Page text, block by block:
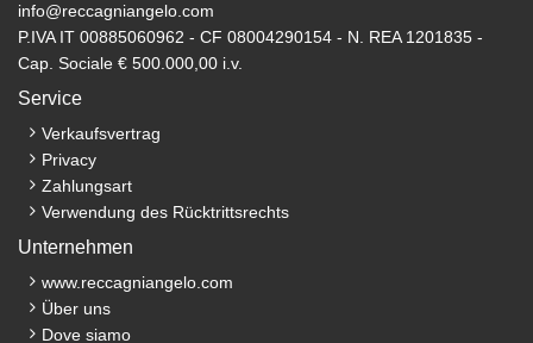
info@reccagniangelo.com
P.IVA IT 00885060962 - CF 08004290154 - N. REA 1201835 -
Cap. Sociale € 500.000,00 i.v.
Service
Verkaufsvertrag
Privacy
Zahlungsart
Verwendung des Rücktrittsrechts
Unternehmen
www.reccagniangelo.com
Über uns
Dove siamo